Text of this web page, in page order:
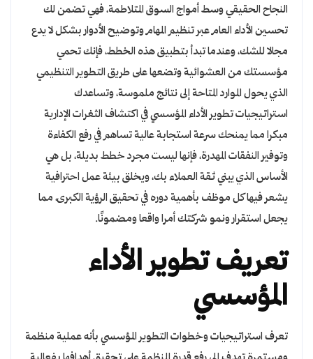
النجاح الحقيقي وسط أمواج السوق المتلاطمة، فهي تضمن لك
تحسين الأداء العام عبر تنظيم المهام وتوضيح الأدوار بشكل لا يدع
مجالا للشك، وعندما تبدأ بتطبيق هذه الخطط، فإنك تحمي
مؤسستك من العشوائية وتضعها على طريق التطوير التنظيمي
الذي يحول الموارد المتاحة إلى نتائج ملموسة، وتساعدك
استراتيجيات تطوير الأداء المؤسسي في اكتشاف الثغرات الإدارية
مبكرا مما يمنحك سرعة استجابة عالية تساهم في رفع الكفاءة
وتوفير النفقات المهدرة، فإنها ليست مجرد خطط بديلة، بل هي
الأساس الذي يبني ثقة العملاء بك، ويخلق بيئة عمل احترافية
يشعر فيها كل موظف بأهمية دوره في تحقيق الرؤية الكبرى، مما
يجعل استقرار ونمو شركتك أمرا واقعا ومضمونًا.
تعريف تطوير الأداء
المؤسسي
تعرف استراتيجيات وخطوات التطوير المؤسسي بأنه عملية منظمة